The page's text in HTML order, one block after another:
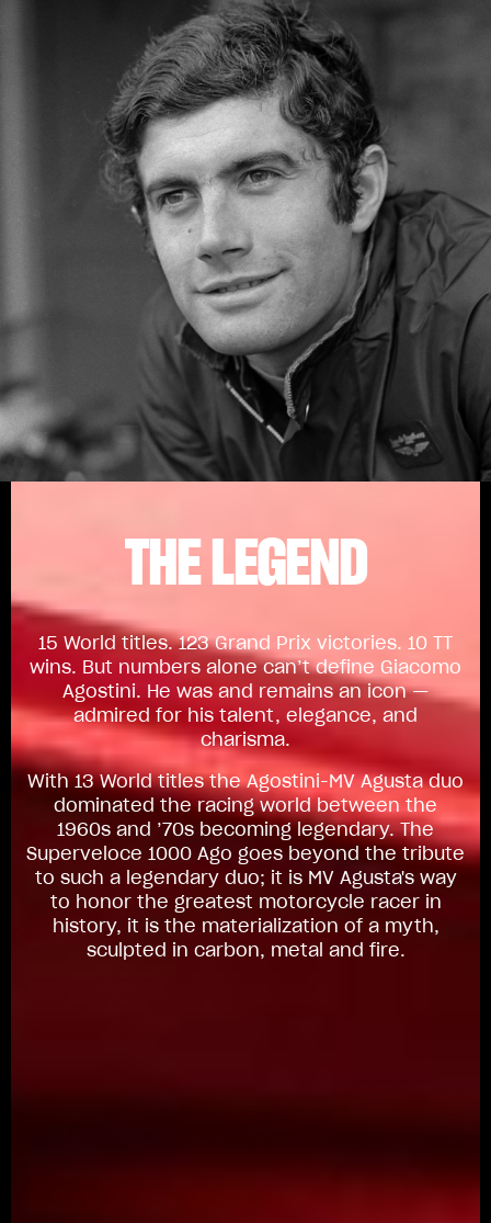
THE LEGEND
15 World titles. 123 Grand Prix victories. 10 TT
wins. But numbers alone can’t define Giacomo
Agostini. He was and remains an icon —
admired for his talent, elegance, and
charisma.
With 13 World titles the Agostini-MV Agusta duo
dominated the racing world between the
1960s and ’70s becoming legendary. The
Superveloce 1000 Ago goes beyond the tribute
to such a legendary duo; it is MV Agusta's way
to honor the greatest motorcycle racer in
history, it is the materialization of a myth,
sculpted in carbon, metal and fire.